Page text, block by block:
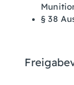
§ 38